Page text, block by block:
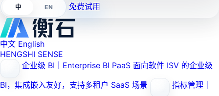
中 EN 免费试用
中文 English
HENGSHI SENSE
企业级 BI｜Enterprise BI PaaS 面向软件 ISV 的企业级
BI，集成嵌入友好，支持多租户 SaaS 场景
指标管理｜